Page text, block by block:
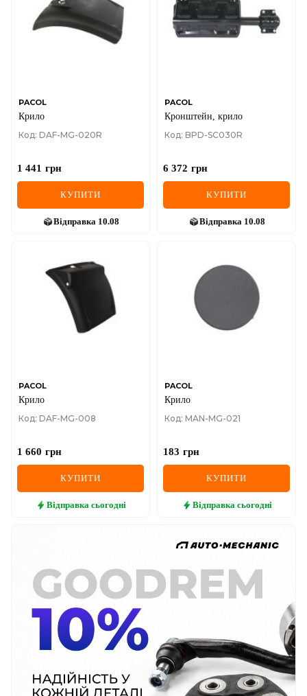
PACOL
Крило
Код: DAF-MG-020R
1 441 грн
КУПИТИ
Відправка 10.08
PACOL
Кронштейн, крило
Код: BPD-SC030R
6 372 грн
КУПИТИ
Відправка 10.08
PACOL
Крило
Код: DAF-MG-008
1 660 грн
КУПИТИ
Відправка сьогодні
PACOL
Крило
Код: MAN-MG-021
183 грн
КУПИТИ
Відправка сьогодні